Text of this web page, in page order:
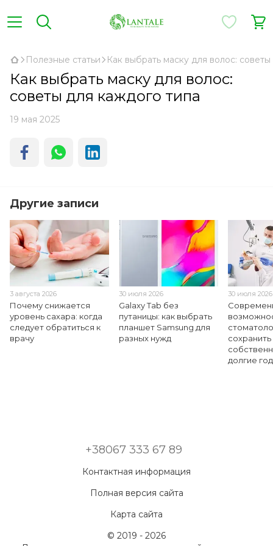
Полезные статьи Как выбрать маску для волос:
Как выбрать маску для волос:
советы для каждого типа
19 мая 2025
Другие записи
3 августа 2026
Почему снижается
уровень сахара: когда
следует обратиться к
врачу
30 июля 2026
Galaxy Tab без
путаницы: как выбрать
планшет Samsung для
разных нужд
30 июля 2026
сохранить
долгие
+38067 333 67 89
Контактная информация
Полная версия сайта
Карта сайта
© 2019 - 2026